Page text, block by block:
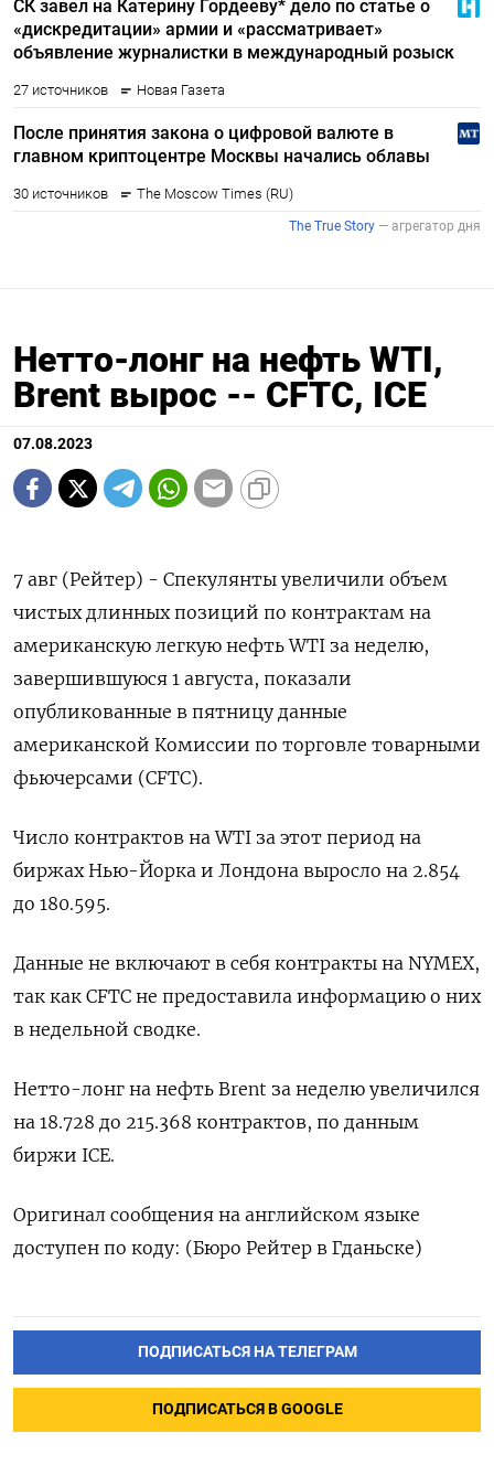
Нетто-лонг на нефть WTI,
Brent вырос -- CFTC, ICE
07.08.2023
7 авг (Рейтер) - Спекулянты увеличили объем
чистых длинных позиций по контрактам на
американскую легкую нефть WTI за неделю,
завершившуюся 1 августа, показали
опубликованные в пятницу данные
американской Комиссии по торговле товарными
фьючерсами (CFTC).
Число контрактов на WTI за этот период на
биржах Нью-Йорка и Лондона выросло на 2.854
до 180.595.
Данные не включают в себя контракты на NYMEX,
так как CFTC не предоставила информацию о них
в недельной сводке.
Нетто-лонг на нефть Brent за неделю увеличился
на 18.728 до 215.368 контрактов, по данным
биржи ICE.
Оригинал сообщения на английском языке
доступен по коду: (Бюро Рейтер в Гданьске)
ПОДПИСАТЬСЯ НА ТЕЛЕГРАМ
ПОДПИСАТЬСЯ В GOOGLE